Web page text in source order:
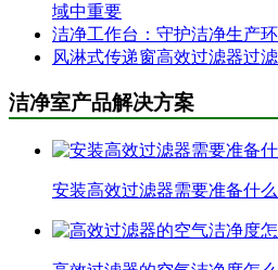
域中重要
洁净工作台：守护洁净生产
风淋式传递窗高效过滤器过
洁净室产品解决方案
安装高效过滤器需要准备什